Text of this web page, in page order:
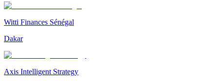
Witti Finances Sénégal
Dakar
Axis Intelligent Strategy